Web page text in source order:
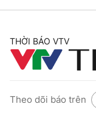
THỜI BÁO VTV
Theo dõi báo trên